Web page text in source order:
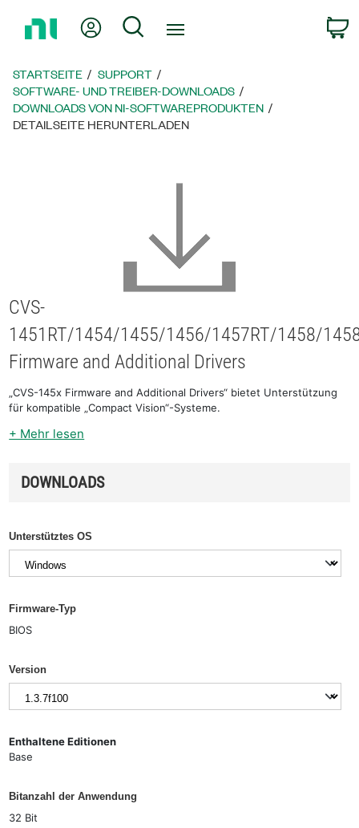
zur
Mein KontoSuche
STARTSEITE
SUPPORT
SOFTWARE- UND TREIBER-DOWNLOADS
DOWNLOADS VON NI-SOFTWAREPRODUKTEN
DETAILSEITE HERUNTERLADEN
CVS-
1451RT/1454/1455/1456/1457RT/1458/
Firmware and Additional Drivers
„CVS-145x Firmware and Additional Drivers“ bietet Unterstützung
für kompatible „Compact Vision“-Systeme.
+ Mehr lesen
DOWNLOADS
Unterstütztes OS
Firmware-Typ
BIOS
Version
Enthaltene Editionen
Base
Bitanzahl der Anwendung
32 Bit